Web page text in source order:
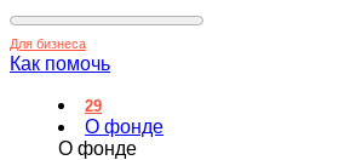
Для бизнеса
Как помочь
29
О фонде
О фонде